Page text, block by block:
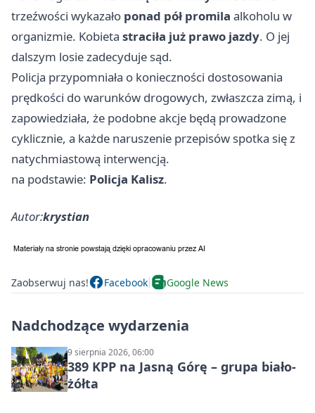
trzeźwości wykazało ponad pół promila alkoholu w
organizmie. Kobieta straciła już prawo jazdy. O jej
dalszym losie zadecyduje sąd.
Policja przypomniała o konieczności dostosowania
prędkości do warunków drogowych, zwłaszcza zimą, i
zapowiedziała, że podobne akcje będą prowadzone
cyklicznie, a każde naruszenie przepisów spotka się z
natychmiastową interwencją.
na podstawie: Policja Kalisz.
Autor:krystian
Zaobserwuj nas! Facebook Google News
Nadchodzące wydarzenia
9 sierpnia 2026, 06:00
389 KPP na Jasną Górę – grupa biało-
żółta